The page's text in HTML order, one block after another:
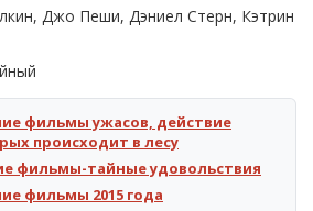
Джо Пеши, Дэниел Стерн, Кэтрин
фильмы ужасов, действие
происходит в лесу
фильмы-тайные удовольствия
фильмы 2015 года